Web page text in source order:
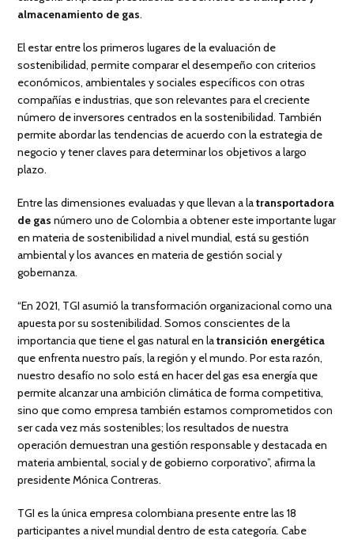
almacenamiento de gas.
El estar entre los primeros lugares de la evaluación de
sostenibilidad, permite comparar el desempeño con criterios
económicos, ambientales y sociales específicos con otras
compañías e industrias, que son relevantes para el creciente
número de inversores centrados en la sostenibilidad. También
permite abordar las tendencias de acuerdo con la estrategia de
negocio y tener claves para determinar los objetivos a largo
plazo.
Entre las dimensiones evaluadas y que llevan a latransportadora
de gas número uno de Colombia a obtener este importante lugar
en materia de sostenibilidad a nivel mundial, está su gestión
ambiental y los avances en materia de gestión social y
gobernanza.
“En 2021, TGI asumió la transformación organizacional como una
apuesta por su sostenibilidad. Somos conscientes de la
importancia que tiene el gas natural en latransición energética
que enfrenta nuestro país, la región y el mundo. Por esta razón,
nuestro desafío no solo está en hacer del gas esa energía que
permite alcanzar una ambición climática de forma competitiva,
sino que como empresa también estamos comprometidos con
ser cada vez más sostenibles; los resultados de nuestra
operación demuestran una gestión responsable y destacada en
materia ambiental, social y de gobierno corporativo”, afirma la
presidente Mónica Contreras.
TGI es la única empresa colombiana presente entre las 18
participantes a nivel mundial dentro de esta categoría. Cabe